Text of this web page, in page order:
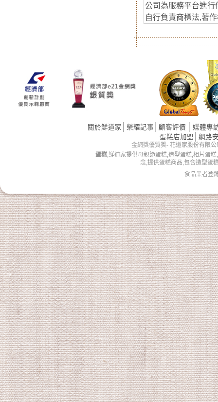
公司為服務平台進行
自行負責商標法,著
關於鮮道家 榮耀記事 顧客評價
媒體專
蛋糕店加盟
網路
金網獎優質獎- 花道家股份有限
蛋糕,鮮道家提供母親節蛋糕,造型蛋糕,相片蛋
念,提供蛋糕商品,包含造型蛋
食品業者登